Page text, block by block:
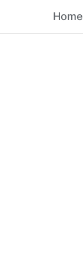
Home